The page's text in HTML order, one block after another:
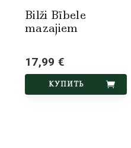
Bilži Bībele
mazajiem
17,99 €
КУПИТЬ